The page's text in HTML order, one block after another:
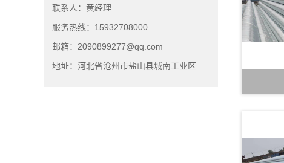
联系人：黄经理
服务热线：15932708000
邮箱：2090899277@qq.com
地址：河北省沧州市盐山县城南工业区